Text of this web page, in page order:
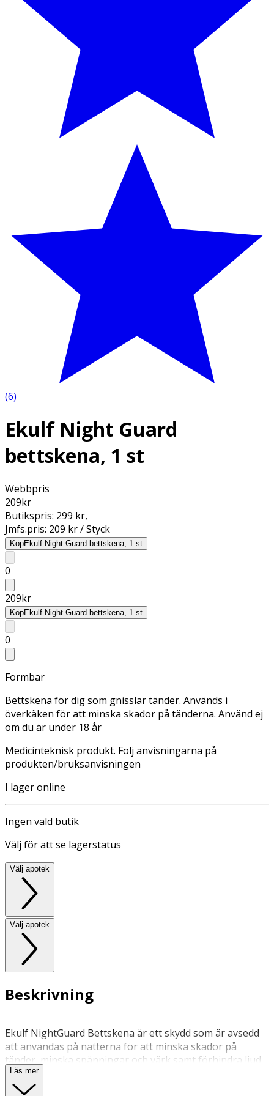
(6)
Ekulf Night Guard
bettskena, 1 st
Webbpris
209kr
Butikspris: 299 kr,
Jmfs.pris: 209 kr / Styck
KöpEkulf Night Guard bettskena, 1 st
0
209kr
KöpEkulf Night Guard bettskena, 1 st
0
Formbar
Bettskena för dig som gnisslar tänder. Används i
överkäken för att minska skador på tänderna. Använd ej
om du är under 18 år
Medicinteknisk produkt. Följ anvisningarna på
produkten/bruksanvisningen
I lager online
Ingen vald butik
Välj för att se lagerstatus
Välj apotek
Välj apotek
Beskrivning
Ekulf NightGuard Bettskena är ett skydd som är avsedd
att användas på nätterna för att minska skador på
tänder, minska spänningar och värk samt förhindra ljud
som uppkommer av tandgnissling eller tandpressning.
Ekulf NightGuard är en mjuk bettskena som är formbar.
Läs mer